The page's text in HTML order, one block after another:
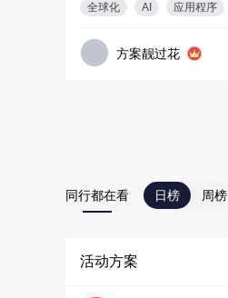
全球化 AI 应用程序
方案靓过花
同行都在看 日榜 周榜
活动方案